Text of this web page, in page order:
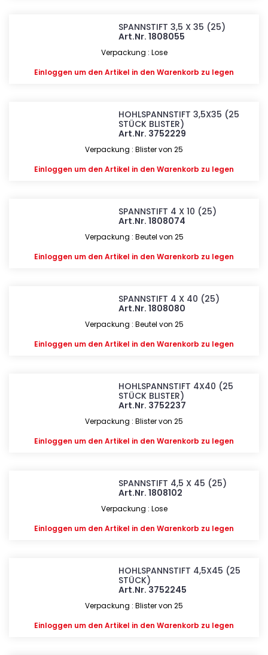
SPANNSTIFT 3,5 X 35 (25)
Art.Nr. 1808055
Verpackung : Lose
Einloggen um den Artikel in den Warenkorb zu legen
HOHLSPANNSTIFT 3,5X35 (25
STÜCK BLISTER)
Art.Nr. 3752229
Verpackung : Blister von 25
Einloggen um den Artikel in den Warenkorb zu legen
SPANNSTIFT 4 X 10 (25)
Art.Nr. 1808074
Verpackung : Beutel von 25
Einloggen um den Artikel in den Warenkorb zu legen
SPANNSTIFT 4 X 40 (25)
Art.Nr. 1808080
Verpackung : Beutel von 25
Einloggen um den Artikel in den Warenkorb zu legen
HOHLSPANNSTIFT 4X40 (25
STÜCK BLISTER)
Art.Nr. 3752237
Verpackung : Blister von 25
Einloggen um den Artikel in den Warenkorb zu legen
SPANNSTIFT 4,5 X 45 (25)
Art.Nr. 1808102
Verpackung : Lose
Einloggen um den Artikel in den Warenkorb zu legen
HOHLSPANNSTIFT 4,5X45 (25
STÜCK)
Art.Nr. 3752245
Verpackung : Blister von 25
Einloggen um den Artikel in den Warenkorb zu legen